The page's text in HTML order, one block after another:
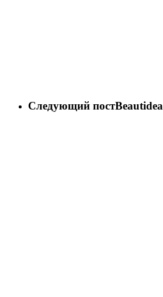
Следующий постBeautidea